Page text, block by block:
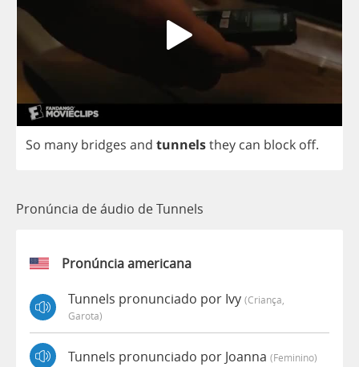
So many bridges and tunnelsthey can block off.
Pronúncia de áudio de Tunnels
Pronúncia americana
Tunnels pronunciado por Ivy (criança,
Garota)
Tunnels pronunciado por Joanna (feminino)